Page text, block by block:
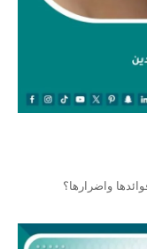
واضرارها؟